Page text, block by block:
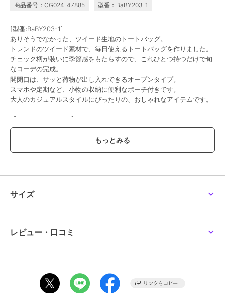
商品番号：CG024-47885 型番：BaBY203-1
[型番:BaBY203-1]
ありそうでなかった、ツイード生地のトートバッグ。
トレンドのツイード素材で、毎日使えるトートバッグを作りました。
チェック柄が装いに季節感をもたらすので、これひとつ持つだけで旬
なコーデの完成。
開閉口は、サッと荷物が出し入れできるオープンタイプ。
スマホや定期など、小物の収納に便利なポーチ付きです。
大人のカジュアルスタイルにぴったりの、おしゃれなアイテムです。
【BARCOS/バルコス】
バルコスは、『現代女性のライフシーンを美しく、豊かにする』をコ
ンセプトにした、バッグ・革小物ブランドです。タイムレスから最新
トレンドまで、ユーザーニーズに合わせた幅広いアイテムをご提案致
【サイズ】高さ：40cm｜幅(最大)：35cm｜マチ：8cm｜重さ：
商品カテゴリ バッグ ／トートバッグ
性別タイプ
レディース
サイズ
レビュー・口コミ